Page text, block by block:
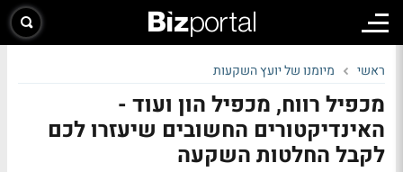
ראשי מיומנו של יועץ השקעות
מכפיל רווח, מכפיל הון ועוד -
האינדיקטורים החשובים שיעזרו לכם
לקבל החלטות השקעה